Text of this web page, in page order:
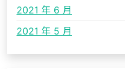
2021 年 6 月
2021 年 5 月